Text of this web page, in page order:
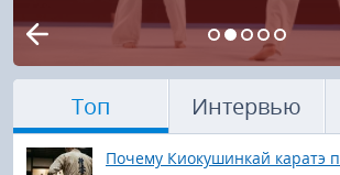
Топ Интервью
Почему Киокушинкай каратэ